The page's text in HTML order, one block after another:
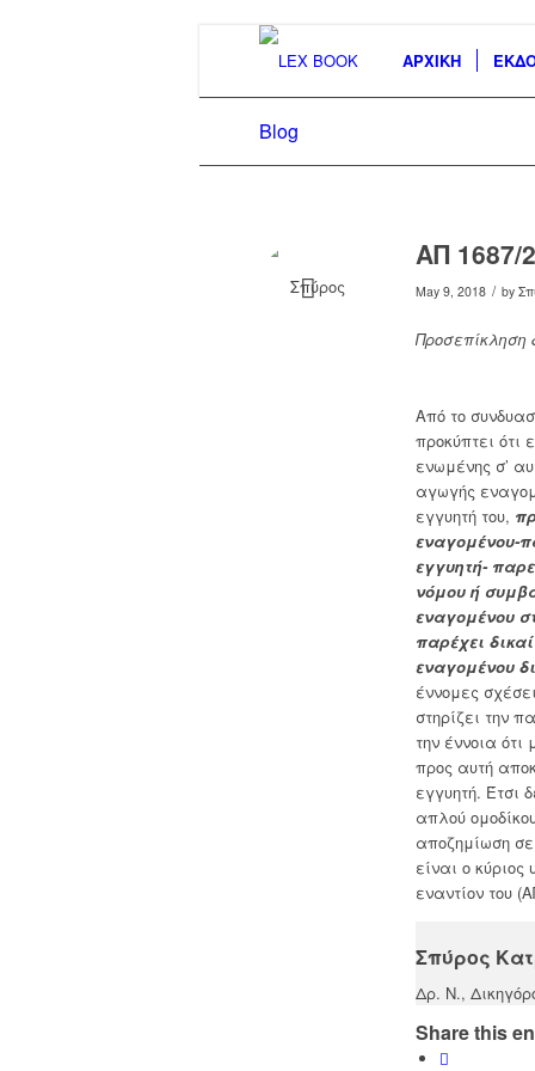
ΑΡΧΙΚΗ
Blog
ΑΠ 1687/
May 9, 2018 / by
Προσεπίκληση
Από το
προκύπτει ότι
ενωμένης σ’
αγωγής
εγγυητή του,
εναγομένου-
εγγυητή-
νόμου ή
εναγομένου
παρέχει
εναγομένου
έννομες
στηρίζει την
την έννοια
προς αυτή
εγγυητή. Έτσι
απλού
αποζημίωση
είναι ο
εναντίον του
Σπύρος
Δρ. Ν.,
Share this